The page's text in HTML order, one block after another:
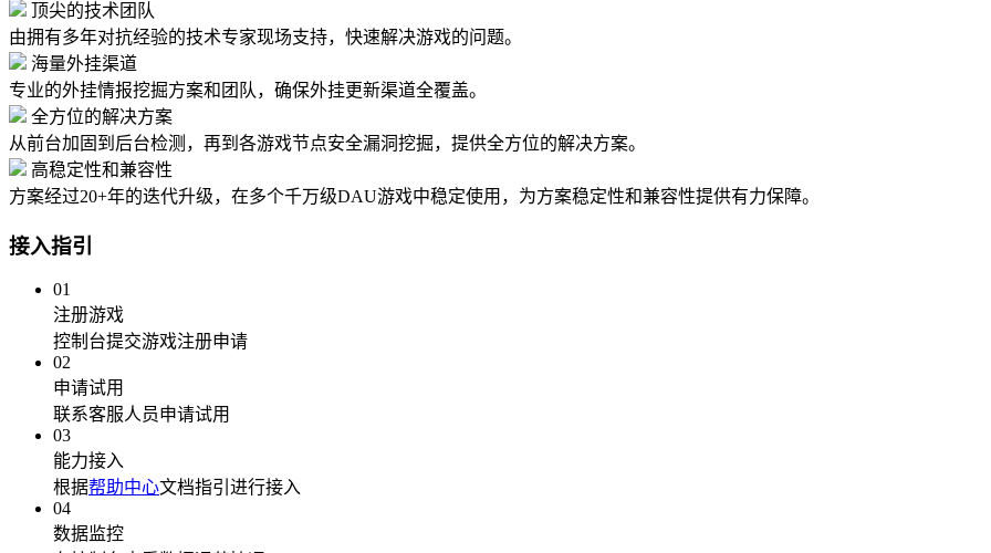
顶尖的技术团队
由拥有多年对抗经验的技术专家现场支持，快速解决游戏的问题。
海量外挂渠道
专业的外挂情报挖掘方案和团队，确保外挂更新渠道全覆盖。
全方位的解决方案
从前台加固到后台检测，再到各游戏节点安全漏洞挖掘，提供全方位的解决方案。
高稳定性和兼容性
方案经过20+年的迭代升级，在多个千万级DAU游戏中稳定使用，为方案稳定性和兼容性提供有力保障。
接入指引
01
注册游戏
控制台提交游戏注册申请
02
申请试用
联系客服人员申请试用
03
能力接入
根据帮助中心文档指引进行接入
04
数据监控